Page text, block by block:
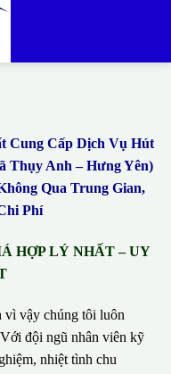
Cung Cấp Dịch Vụ Hút
Thụy Anh – Hưng Yên)
Qua Trung Gian,
Phí
HỢP LÝ NHẤT – UY
vì vậy chúng tôi luôn
đội ngũ nhân viên kỹ
nhiệt tình chu